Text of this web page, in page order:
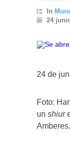
In
24
24 de
Foto:
un shiur